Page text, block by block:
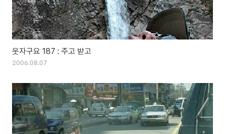
웃자구요 187 : 주고 받고
2006.08.07